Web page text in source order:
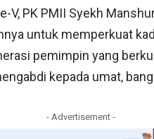
V, PK PMII Syekh
untuk memperkuat
pemimpin yang
kepada umat,
- Advertisement -